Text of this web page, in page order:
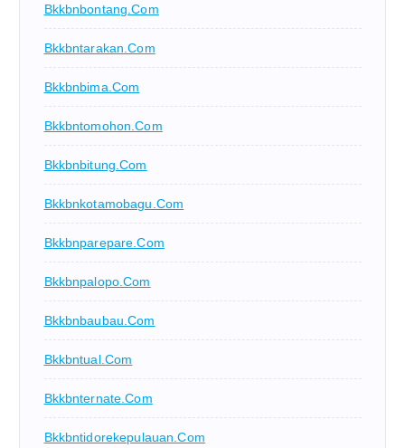
Bkkbnbontang.com
Bkkbntarakan.com
Bkkbnbima.com
Bkkbntomohon.com
Bkkbnbitung.com
Bkkbnkotamobagu.com
Bkkbnparepare.com
Bkkbnpalopo.com
Bkkbnbaubau.com
Bkkbntual.com
Bkkbnternate.com
Bkkbntidorekepulauan.com